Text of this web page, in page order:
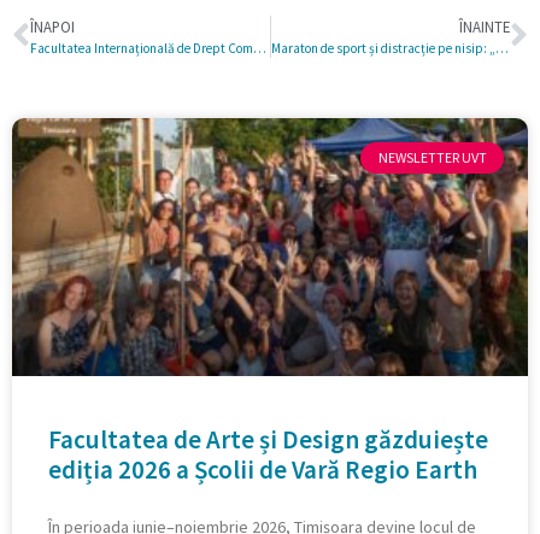
ÎNAPOI
Facultatea Internațională de Drept Comparat din Strasbourg / Școala de Vară de Drept Comparat, ediția a 2-a / Timișoara, 25-29 mai 2026
ÎNAINTE
Maraton de sport și distracție pe nisip: „Beach Sport Festival by MONS” revine la Timișoara, cu sprijinul unor parteneri academici și instituționali de prestigiu, precum UVT și JCI România
NEWSLETTER UVT
Facultatea de Arte și Design găzduiește
ediția 2026 a Școlii de Vară Regio Earth
În perioada iunie–noiembrie 2026, Timișoara devine locul de